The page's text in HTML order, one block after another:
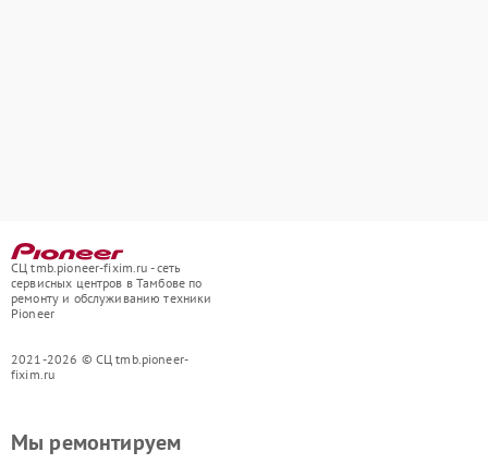
СЦ tmb.pioneer-fixim.ru - сеть
сервисных центров в Тамбове по
ремонту и обслуживанию техники
Pioneer
2021-2026 © СЦ tmb.pioneer-
fixim.ru
Мы ремонтируем